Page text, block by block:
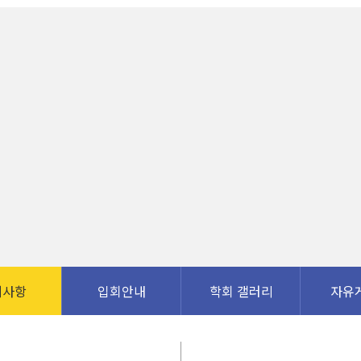
항 입회안내 학회 갤러리 자유